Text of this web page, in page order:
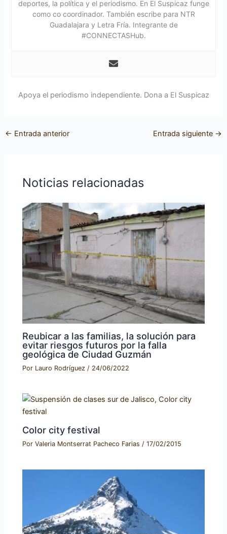
deportes, la política y el periodismo. En El Suspicaz funge
como co coordinador. También escribe para NTR
Guadalajara y Letra Fría. Integrante de
#CONNECTASHub.
Apoya el periodismo independiente. Dona a El Suspicaz
← Entrada anterior Entrada siguiente →
Noticias relacionadas
Reubicar a las familias, la solución para
evitar riesgos futuros por la falla
geológica de Ciudad Guzmán
Por Lauro Rodríguez / 24/06/2022
Color city festival
PorValeria Montserrat Pacheco Farias/17/02/2015